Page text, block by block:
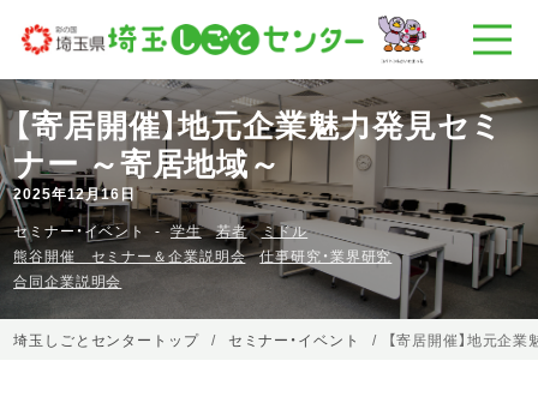
【寄居開催】地元企業魅力発見セミ
ナー ～寄居地域～
2025年12月16日
セミナー・イベント
学生 若者
ミドル
熊谷開催 セミナー＆企業説明会
仕事研究・業界研究
合同企業説明会
埼玉しごとセンタートップ セミナー・イベント 【寄居開催】地元企